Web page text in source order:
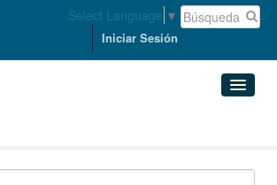
Select Language ▼
Iniciar Sesión